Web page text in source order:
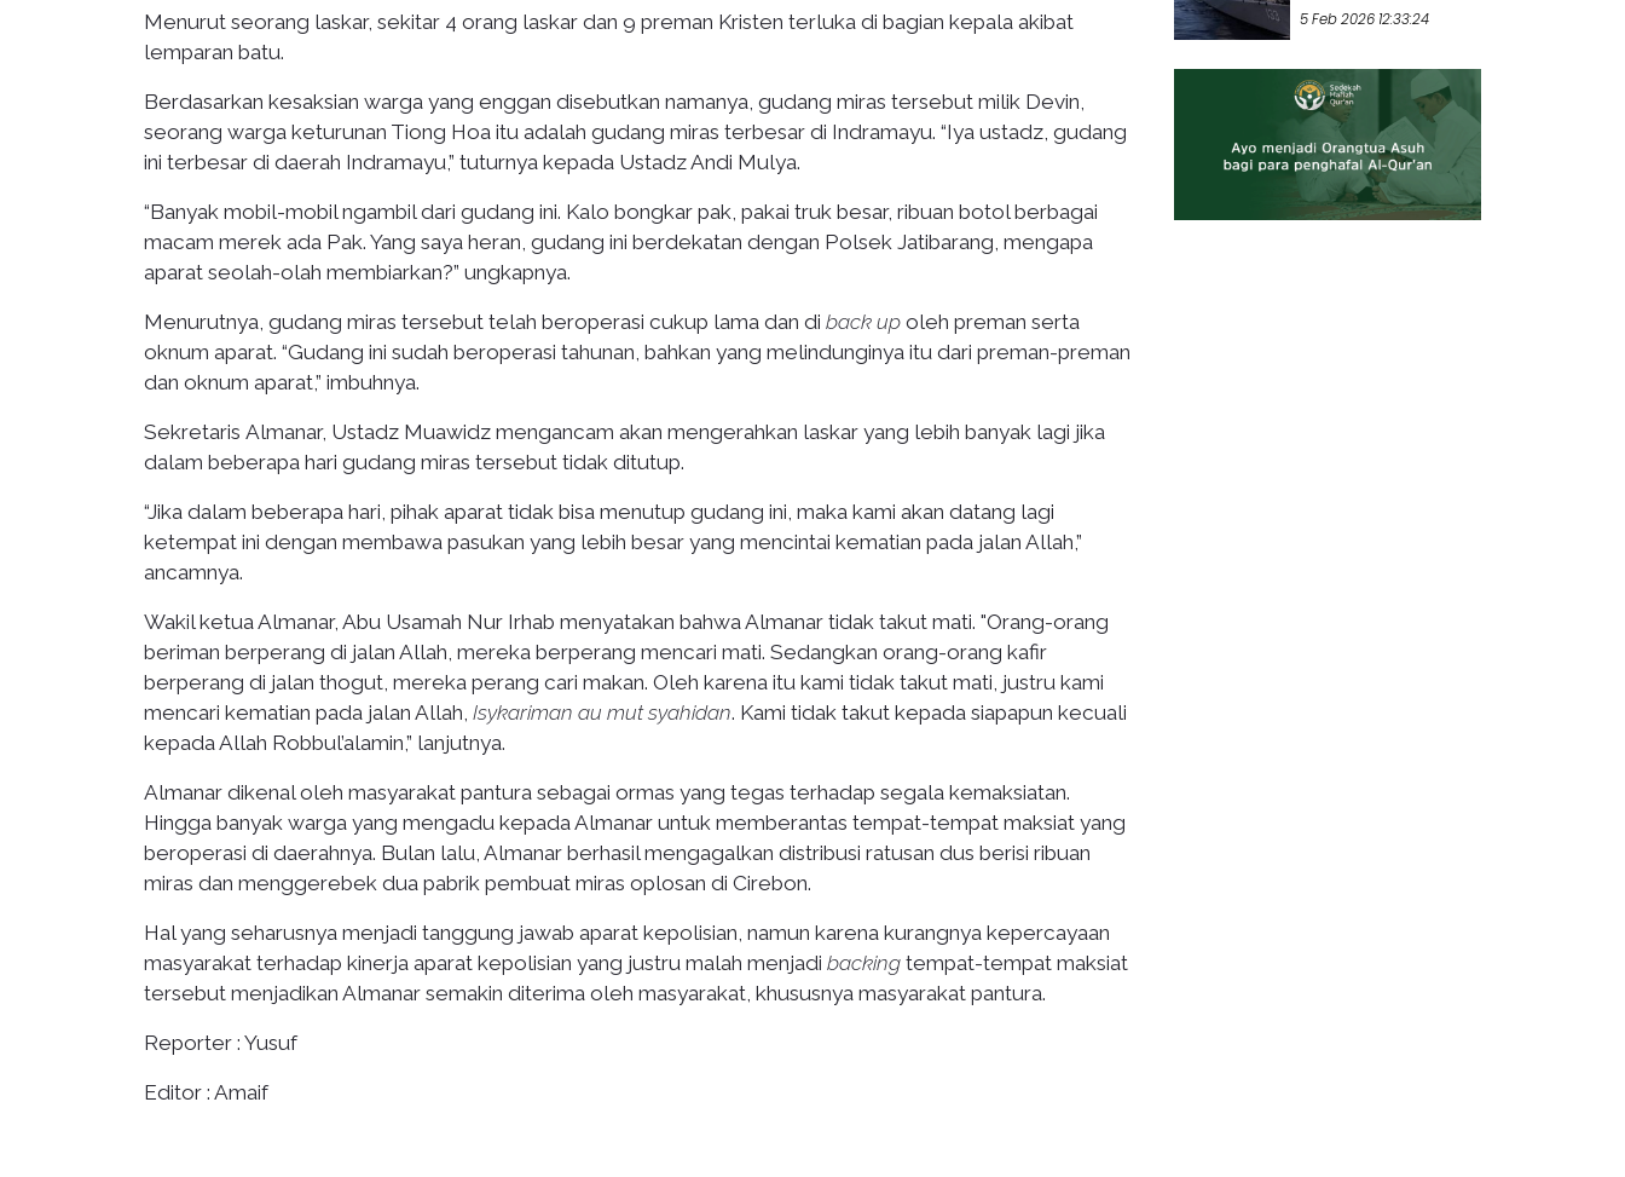
Menurut seorang laskar, sekitar 4 orang laskar dan 9 preman Kristen terluka di bagian kepala akibat
lemparan batu.
Berdasarkan kesaksian warga yang enggan disebutkan namanya, gudang miras tersebut milik Devin,
seorang warga keturunan Tiong Hoa itu adalah gudang miras terbesar di Indramayu. “Iya ustadz, gudang
ini terbesar di daerah Indramayu,” tuturnya kepada Ustadz Andi Mulya.
“Banyak mobil-mobil ngambil dari gudang ini. Kalo bongkar pak, pakai truk besar, ribuan botol berbagai
macam merek ada Pak. Yang saya heran, gudang ini berdekatan dengan Polsek Jatibarang, mengapa
aparat seolah-olah membiarkan?” ungkapnya.
Menurutnya, gudang miras tersebut telah beroperasi cukup lama dan di back up oleh preman serta
oknum aparat. “Gudang ini sudah beroperasi tahunan, bahkan yang melindunginya itu dari preman-preman
dan oknum aparat,” imbuhnya.
Sekretaris Almanar, Ustadz Muawidz mengancam akan mengerahkan laskar yang lebih banyak lagi jika
dalam beberapa hari gudang miras tersebut tidak ditutup.
“Jika dalam beberapa hari, pihak aparat tidak bisa menutup gudang ini, maka kami akan datang lagi
ketempat ini dengan membawa pasukan yang lebih besar yang mencintai kematian pada jalan Allah,”
ancamnya.
Wakil ketua Almanar, Abu Usamah Nur Irhab menyatakan bahwa Almanar tidak takut mati. "Orang-orang
beriman berperang di jalan Allah, mereka berperang mencari mati. Sedangkan orang-orang kafir
berperang di jalan thogut, mereka perang cari makan. Oleh karena itu kami tidak takut mati, justru kami
mencari kematian pada jalan Allah, Isykariman au mut syahidan. Kami tidak takut kepada siapapun kecuali
kepada Allah Robbul’alamin,” lanjutnya.
Almanar dikenal oleh masyarakat pantura sebagai ormas yang tegas terhadap segala kemaksiatan.
Hingga banyak warga yang mengadu kepada Almanar untuk memberantas tempat-tempat maksiat yang
beroperasi di daerahnya. Bulan lalu, Almanar berhasil mengagalkan distribusi ratusan dus berisi ribuan
miras dan menggerebek dua pabrik pembuat miras oplosan di Cirebon.
Hal yang seharusnya menjadi tanggung jawab aparat kepolisian, namun karena kurangnya kepercayaan
masyarakat terhadap kinerja aparat kepolisian yang justru malah menjadi backing tempat-tempat maksiat
tersebut menjadikan Almanar semakin diterima oleh masyarakat, khususnya masyarakat pantura.
Reporter : Yusuf
Editor : Amaif
5 Feb 2026 12:33:24